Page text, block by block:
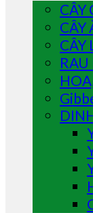
CÂY
CÂY
CÂY
RAU